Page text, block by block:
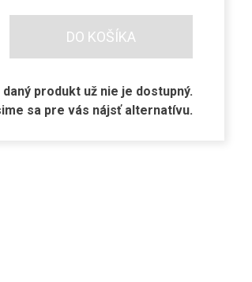
DO KOŠÍKA
produkt už nie je dostupný.
sa pre vás nájsť alternatívu.